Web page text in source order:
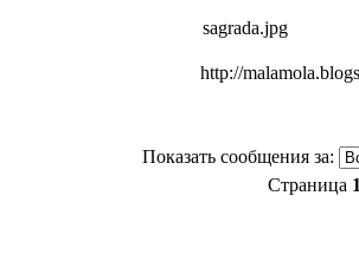
sagrada.jpg
http://
Показать сообщения за:
Страница 1